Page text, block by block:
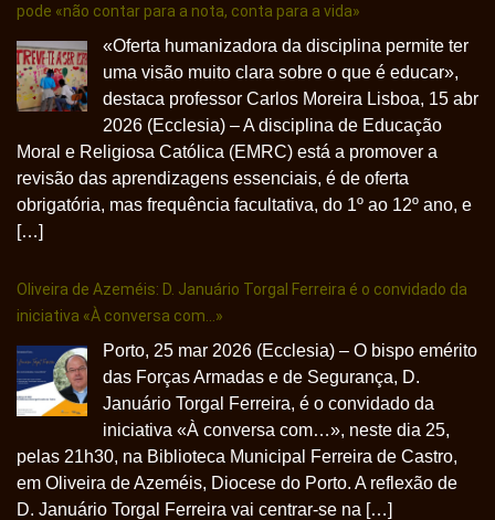
pode «não contar para a nota, conta para a vida»
«Oferta humanizadora da disciplina permite ter
uma visão muito clara sobre o que é educar»,
destaca professor Carlos Moreira Lisboa, 15 abr
2026 (Ecclesia) – A disciplina de Educação
Moral e Religiosa Católica (EMRC) está a promover a
revisão das aprendizagens essenciais, é de oferta
obrigatória, mas frequência facultativa, do 1º ao 12º ano, e
[…]
Oliveira de Azeméis: D. Januário Torgal Ferreira é o convidado da
iniciativa «À conversa com…»
Porto, 25 mar 2026 (Ecclesia) – O bispo emérito
das Forças Armadas e de Segurança, D.
Januário Torgal Ferreira, é o convidado da
iniciativa «À conversa com…», neste dia 25,
pelas 21h30, na Biblioteca Municipal Ferreira de Castro,
em Oliveira de Azeméis, Diocese do Porto. A reflexão de
D. Januário Torgal Ferreira vai centrar-se na […]